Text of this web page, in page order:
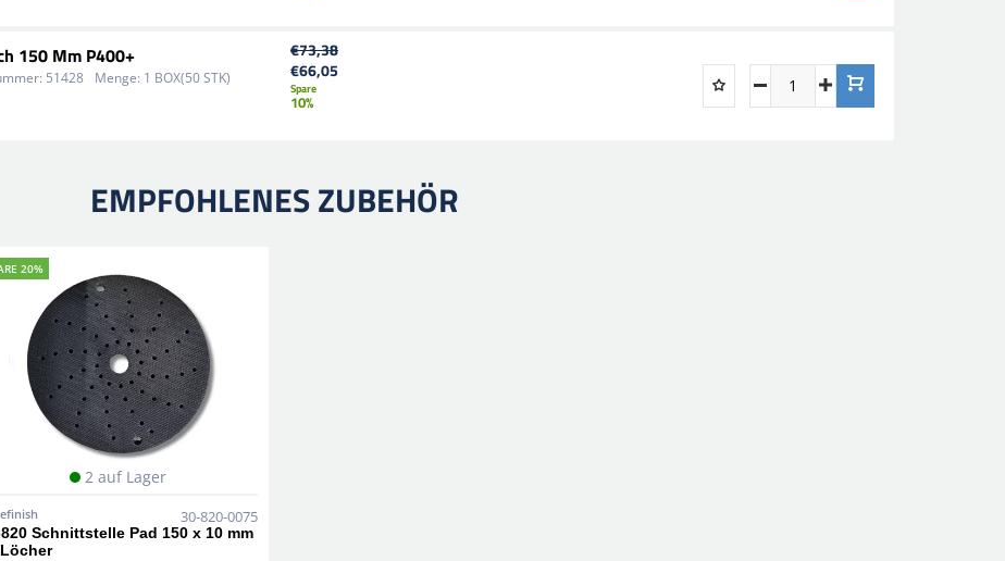
150 Mm P400+
51428 Menge: 1 BOX(50 STK)
€73,38
€66,05
Spare
10%
EMPFOHLENES ZUBEHÖR
20%
2 auf Lager
30-820-0075
Schnittstelle Pad 150 x 10 mm